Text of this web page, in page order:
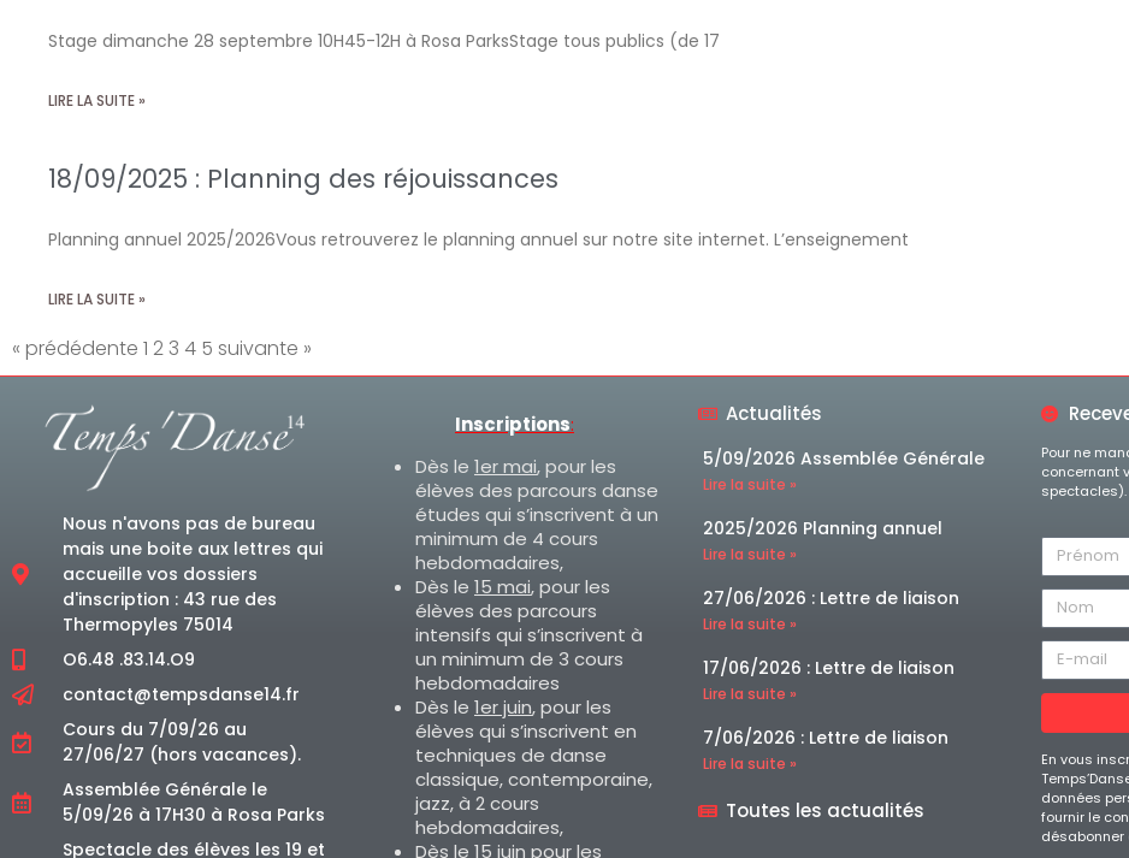
Stage dimanche 28 septembre 10H45-12H à Rosa ParksStage tous publics (de 17
LIRE LA SUITE »
18/09/2025 : Planning des réjouissances
Planning annuel 2025/2026Vous retrouverez le planning annuel sur notre site internet. L’enseignement
LIRE LA SUITE »
« prédédente 1 23 4 5 suivante »
Nous n'avons pas de bureau
mais une boite aux lettres qui
accueille vos dossiers
d'inscription : 43 rue des
Thermopyles 75014
O6.48 .83.14.O9
contact@tempsdanse14.fr
Cours du 7/09/26 au
27/06/27 (hors vacances).
Assemblée Générale le
5/09/26 à 17H30 à Rosa Parks
Spectacle des élèves les 19 et
Inscriptions:
Dès le 1er mai, pour les
élèves des parcours danse
études qui s’inscrivent à un
minimum de 4 cours
hebdomadaires,
Dès le 15 mai, pour les
élèves des parcours
intensifs qui s’inscrivent à
un minimum de 3 cours
hebdomadaires
Dès le 1er juin, pour les
élèves qui s’inscrivent en
techniques de danse
classique, contemporaine,
jazz, à 2 cours
hebdomadaires,
Dès le 15 juin pour les
Actualités
5/09/2026 Assemblée Générale
Lire la suite »
2025/2026 Planning annuel
Lire la suite »
27/06/2026 : Lettre de liaison
Lire la suite »
17/06/2026 : Lettre de liaison
Lire la suite »
7/06/2026 : Lettre de liaison
Lire la suite »
Toutes les actualités
Pour ne
concernant
spectacles).
En vous
données
fournir le
désabonner